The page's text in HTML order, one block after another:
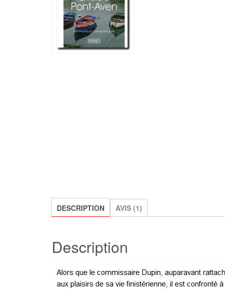
DESCRIPTION AVIS (1)
Description